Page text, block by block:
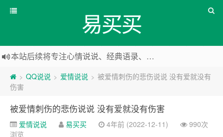
易买买
本站后续将专注心情说说、经典语录、心情随笔等
本站改版，下架友情链接
> QQ说说 > 爱情说说 > 被爱情刺伤的悲伤说说 没有爱就没有
伤害
被爱情刺伤的悲伤说说 没有爱就没有伤害
爱情说说 易买买 4年前 (2022-12-11)
990次
浏览